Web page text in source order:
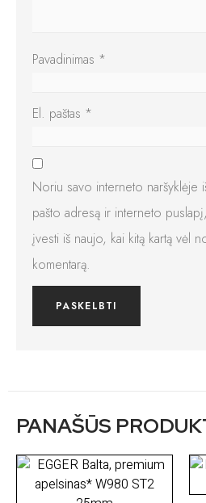
Pavadinimas *
El. paštas *
Noriu savo interneto naršyklėje
pašto adresą ir interneto
įvesti iš naujo, kai kitą kartą vėl
komentarą.
PANAŠŪS